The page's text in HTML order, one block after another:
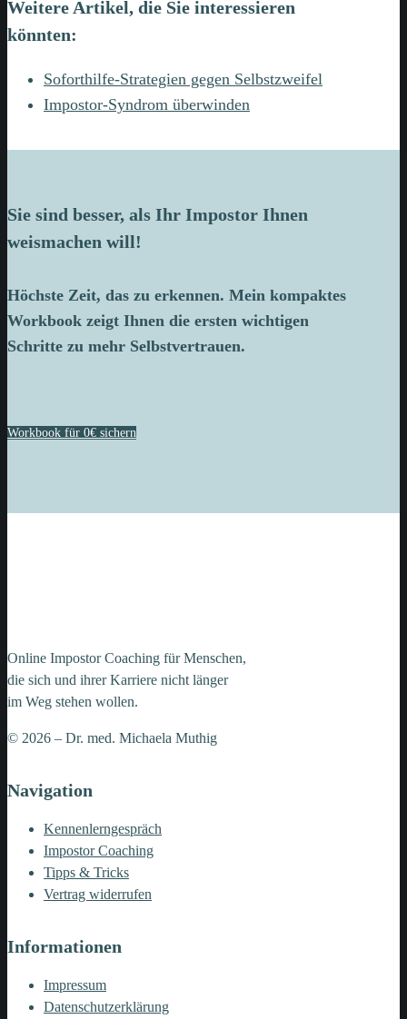
Weitere Artikel, die Sie interessieren
könnten:
Soforthilfe-Strategien gegen Selbstzweifel
Impostor-Syndrom überwinden
Sie sind besser, als Ihr Impostor Ihnen
weismachen will!
Höchste Zeit, das zu erkennen. Mein kompaktes
Workbook zeigt Ihnen die ersten wichtigen
Schritte zu mehr Selbstvertrauen.
Workbook für 0€ sichern
Online Impostor Coaching für Menschen,
die sich und ihrer Karriere nicht länger
im Weg stehen wollen.
© 2026 – Dr. med. Michaela Muthig
Navigation
Kennenlerngespräch
Impostor Coaching
Tipps & Tricks
Vertrag widerrufen
Informationen
Impressum
Datenschutzerklärung